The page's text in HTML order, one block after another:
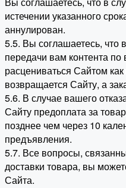
истечении указанного
аннулирован.
5.5. Вы соглашаетесь, что
передачи вам контента
расцениваться Сайтом
возвращается Сайту, а
5.6. В случае вашего
Сайту предоплата за
позднее чем через 10
предъявления.
5.7. Все вопросы,
доставки товара, вы
Сайта.